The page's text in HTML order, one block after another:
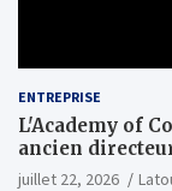
ENTREPRISE
L'Academy of
ancien
PDG
juillet 22, 2026